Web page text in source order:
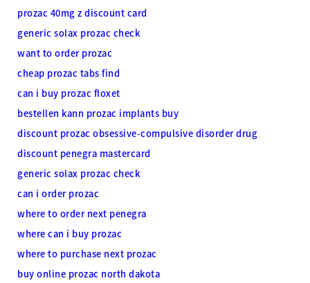
prozac 40mg z discount card
generic solax prozac check
want to order prozac
cheap prozac tabs find
can i buy prozac floxet
bestellen kann prozac implants buy
discount prozac obsessive-compulsive disorder drug
discount penegra mastercard
generic solax prozac check
can i order prozac
where to order next penegra
where can i buy prozac
where to purchase next prozac
buy online prozac north dakota